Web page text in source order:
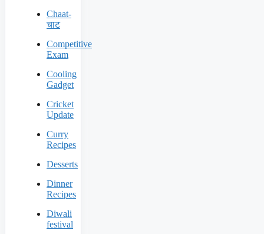
Chaat-
चाट
Competitive
Exam
Cooling
Gadget
Cricket
Update
Curry
Recipes
Desserts
Dinner
Recipes
Diwali
festival